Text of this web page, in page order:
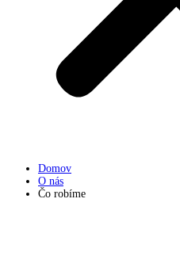
Domov
O nás
Čo robíme